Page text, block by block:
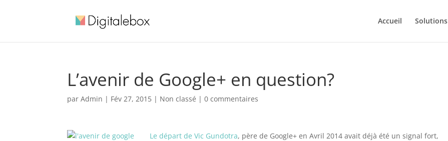
Accueil Solutions
L’avenir de Google+ en question?
parAdmin | Fév 27, 2015 | Non classé |0 commentaires
Le départ de Vic Gundotra, père de Google+ en Avril 2014 avait déjà été un signal fort,